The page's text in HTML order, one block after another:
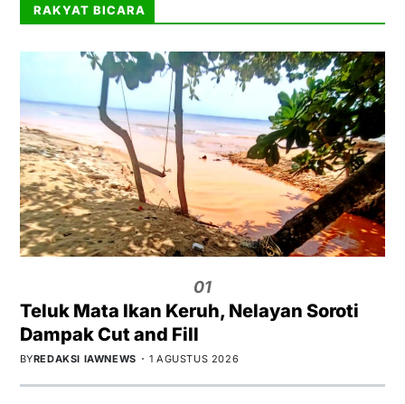
RAKYAT BICARA
01
Teluk Mata Ikan Keruh, Nelayan Soroti
Dampak Cut and Fill
BYREDAKSI IAWNEWS 1 AGUSTUS 2026